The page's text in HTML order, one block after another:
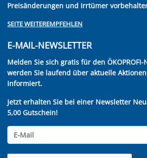
Preisänderungen und Irrtümer
SEITE WEITEREMPFEHLEN
E-MAIL-NEWSLETTER
Melden Sie sich gratis für den
werden Sie laufend über aktuelle
informiert.
Jetzt erhalten Sie bei einer Newsletter
5,00 Gutschein!